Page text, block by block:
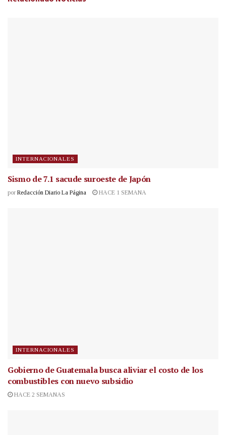
INTERNACIONALES
Sismo de 7.1 sacude suroeste de Japón
por Redacción Diario La Página HACE 1 SEMANA
INTERNACIONALES
Gobierno de Guatemala busca aliviar el costo de los
combustibles con nuevo subsidio
HACE 2 SEMANAS